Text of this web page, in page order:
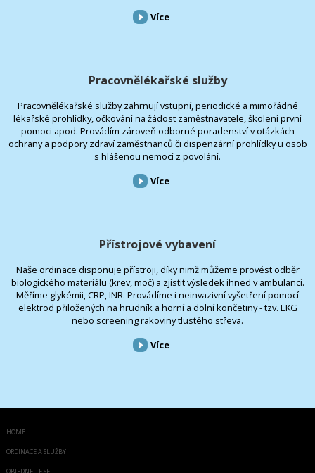
Více
Pracovnělékařské služby
Pracovnělékařské služby zahrnují vstupní, periodické a mimořádné
lékařské prohlídky, očkování na žádost zaměstnavatele, školení první
pomoci apod. Provádím zároveň odborné poradenství v otázkách
ochrany a podpory zdraví zaměstnanců či dispenzární prohlídky u osob
s hlášenou nemocí z povolání.
Více
Přístrojové vybavení
Naše ordinace disponuje přístroji, díky nimž můžeme provést odběr
biologického materiálu (krev, moč) a zjistit výsledek ihned v ambulanci.
Měříme glykémii, CRP, INR. Provádíme i neinvazivní vyšetření pomocí
elektrod přiložených na hrudník a horní a dolní končetiny - tzv. EKG
nebo screening rakoviny tlustého střeva.
Více
HOME
ORDINACE A SLUŽBY
OBJEDNEJTE SE